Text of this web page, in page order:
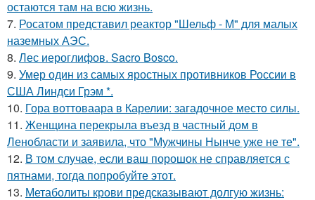
остаются там на всю жизнь.
7. Росатом представил реактор "Шельф - М" для малых
наземных АЭС.
8. Лес иероглифов. Sacro Bosco.
9. Умер один из самых яростных противников России в
США Линдси Грэм *.
10. Гора воттоваара в Карелии: загадочное место силы.
11. Женщина перекрыла въезд в частный дом в
Ленобласти и заявила, что "Мужчины Нынче уже не те".
12. В том случае, если ваш порошок не справляется с
пятнами, тогда попробуйте этот.
13. Метаболиты крови предсказывают долгую жизнь: